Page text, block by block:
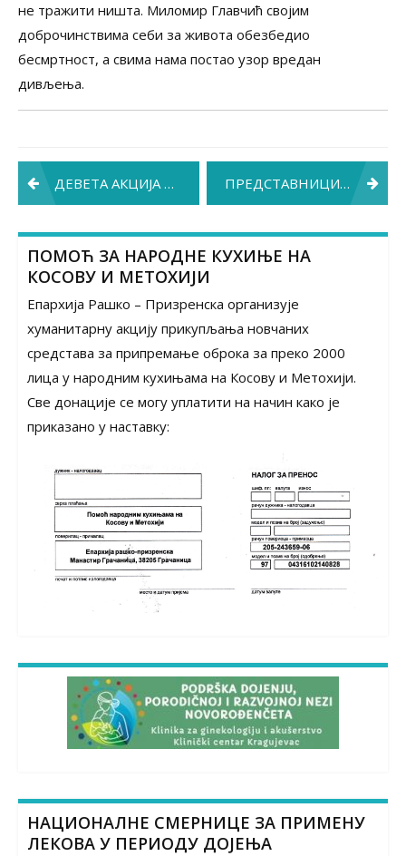
не тражити ништа. Миломир Главчић својим
доброчинствима себи за живота обезбедио
бесмртност, а свима нама постао узор вредан
дивљења.
Post
navigation
ДЕВЕТА АКЦИЈА БЕСПЛАТНИХ ПРЕВЕНТИВНИХ ПРЕГЛЕДА ПРЕДСТАВНИЦИ ДИНО ПАРКА ПОСЕТИЛИ НАШE НАЈМЛАЂE ПАЦИЈЕНТE
ПОМОЋ ЗА НАРОДНЕ КУХИЊЕ НА
КОСОВУ И МЕТОХИЈИ
Епархија Рашко – Призренска организује
хуманитарну акцију прикупљања новчаних
средстава за припремање оброка за преко 2000
лица у народним кухињама на Косову и Метохији.
Све донације се могу уплатити на начин како је
приказано у наставку:
НАЦИОНАЛНЕ СМЕРНИЦЕ ЗА ПРИМЕНУ
ЛЕКОВА У ПЕРИОДУ ДОЈЕЊА